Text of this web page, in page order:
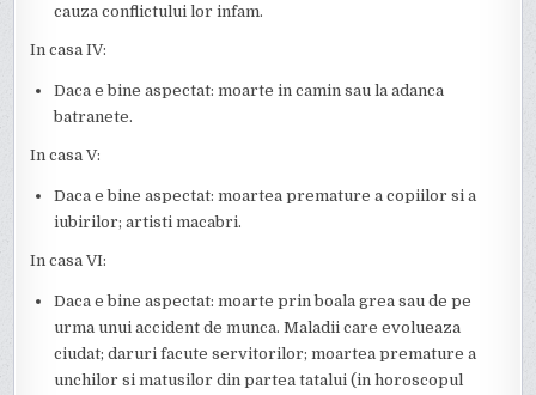
cauza conflictului lor infam.
In casa IV:
Daca e bine aspectat: moarte in camin sau la adanca
batranete.
In casa V:
Daca e bine aspectat: moartea premature a copiilor si a
iubirilor; artisti macabri.
In casa VI:
Daca e bine aspectat: moarte prin boala grea sau de pe
urma unui accident de munca. Maladii care evolueaza
ciudat; daruri facute servitorilor; moartea premature a
unchilor si matusilor din partea tatalui (in horoscopul